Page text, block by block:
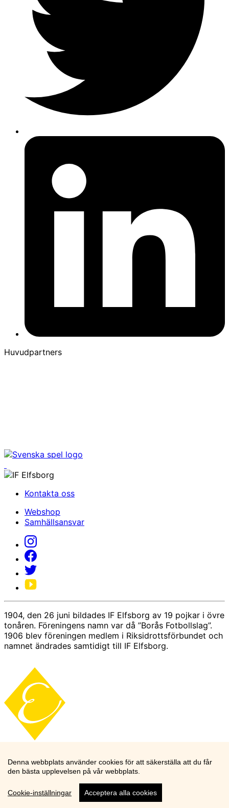
Huvudpartners
Kontakta oss
Webshop
Samhällsansvar
1904, den 26 juni bildades IF Elfsborg av 19 pojkar i övre
tonåren. Föreningens namn var då ”Borås Fotbollslag”.
1906 blev föreningen medlem i Riksidrottsförbundet och
namnet ändrades samtidigt till IF Elfsborg.
Denna webbplats använder cookies för att säkerställa att du får
den bästa upplevelsen på vår webbplats.
Cookie-inställningar Acceptera alla cookies